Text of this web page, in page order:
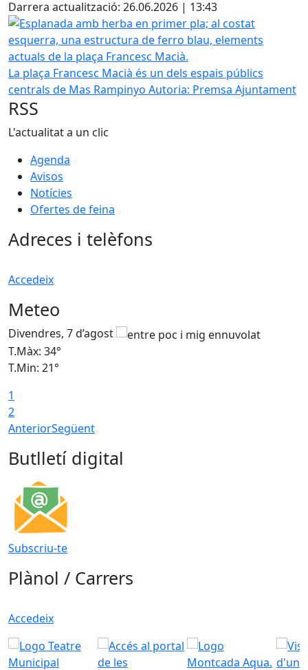
Darrera actualització: 26.06.2026 | 13:43
Esplanada amb herba en primer pla; al costat esquerra,
La plaça Francesc Macià és un dels espais públics
centrals de Mas Rampinyo Autoria: Premsa Ajuntament
RSS
L'actualitat a un clic
Agenda
Avisos
Notícies
Ofertes de feina
Adreces i telèfons
Accedeix
Meteo
Divendres, 7 d’agost
T.Màx: 34°
T.Min: 21°
1
2
AnteriorSegüent
Butlletí digital
Subscriu-te
Plànol / Carrers
Accedeix